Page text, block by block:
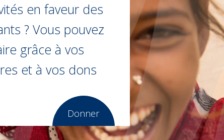
en faveur des
? Vous pouvez
grâce à vos
et à vos dons
Donner